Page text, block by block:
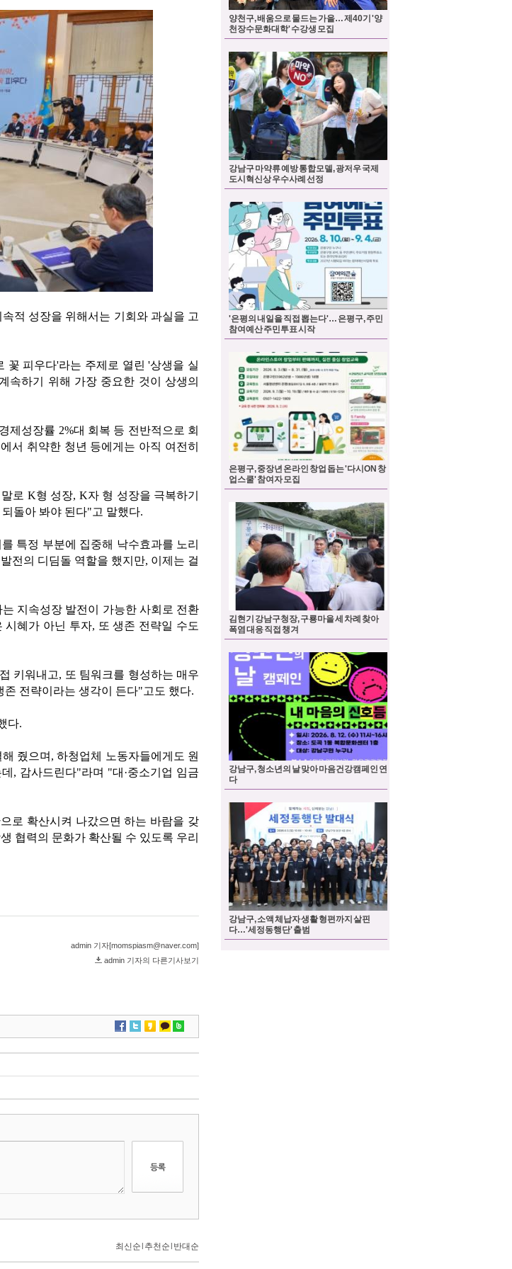
양천구, 배움으로 물드는 가을… 제40기 '양
천장수문화대학' 수강생 모집
강남구 마약류 예방 통합모델, 광저우 국제
도시혁신상 우수사례 선정
'은평의 내일을 직접 뽑는다'… 은평구, 주민
참여예산 주민투표 시작
은평구, 중장년 온라인 창업 돕는 '다시ON 창
업스쿨' 참여자 모집
김현기 강남구청장, 구룡마을 세 차례 찾아
폭염 대응 직접 챙겨
강남구, 청소년의 날 맞아 마음건강캠페인 연
다
강남구, 소액 체납자 생활 형편까지 살핀
다…'세정동행단' 출범